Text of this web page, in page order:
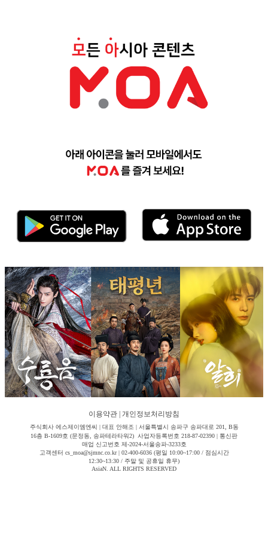
이용약관 개인정보처리방침
주식회사 에스제이엠엔씨 | 대표 안해조 | 서울특별시 송파구 송파대로 201, B동
16층 B-1609호 (문정동, 송파테라타워2) 사업자등록번호 218-87-02390 | 통신판
매업 신고번호 제-2024-서울송파-3233호
고객센터 cs_moa@sjmnc.co.kr | 02-400-6036 (평일 10:00~17:00 / 점심시간
12:30~13:30 / 주말 및 공휴일 휴무)
AsiaN. ALL RIGHTS RESERVED